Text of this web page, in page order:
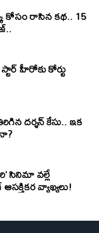
కోసం రాసిన కథ.. 15
హీరోకు కోర్టు
దర్శన్‌ కేసు.. ఇక
సినిమా వల్లే
వ్యాఖ్యలు!